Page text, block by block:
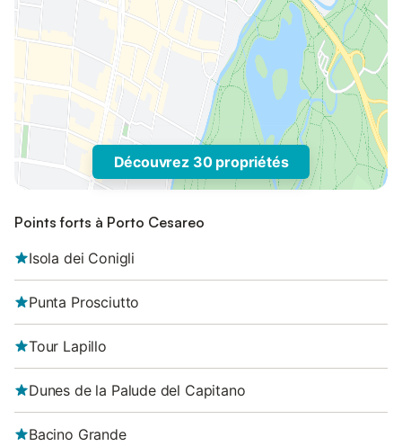
Découvrez 30 propriétés
Points forts à Porto Cesareo
Isola dei Conigli
Punta Prosciutto
Tour Lapillo
Dunes de la Palude del Capitano
Bacino Grande